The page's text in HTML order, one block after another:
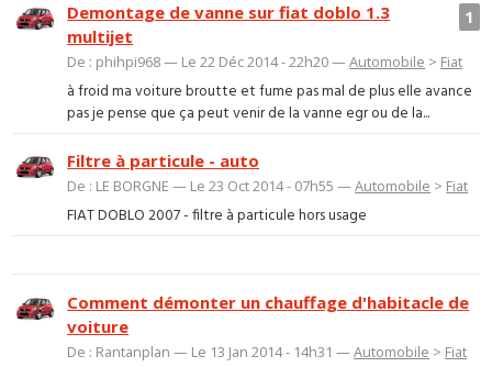
1
Demontage de vanne sur fiat doblo 1.3
multijet
De : phihpi968 — Le 22 Déc 2014 - 22h20 —Automobile > Fiat
à froid ma voiture broutte et fume pas mal de plus elle avance
pas je pense que ça peut venir de la vanne egr ou de la...
Filtre à particule - auto
De : LE BORGNE — Le 23 Oct 2014 - 07h55 —Automobile > Fiat
FIAT DOBLO 2007 - filtre à particule hors usage
Comment démonter un chauffage d'habitacle de
voiture
De : Rantanplan — Le 13 Jan 2014 - 14h31 —Automobile > Fiat